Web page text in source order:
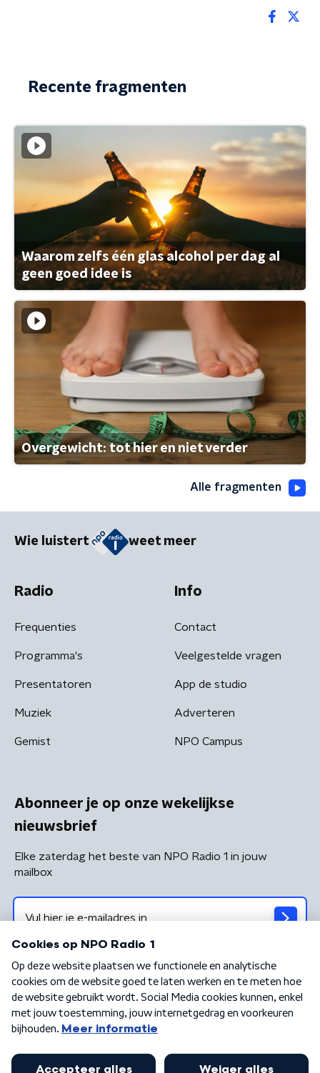
Recente fragmenten
Waarom zelfs één glas alcohol per dag al
geen goed idee is
Overgewicht: tot hier en niet verder
Alle fragmenten
Wie luistert weet meer
Radio
Frequenties
Programma's
Presentatoren
Muziek
Gemist
Info
Contact
Veelgestelde vragen
App de studio
Adverteren
NPO Campus
Abonneer je op onze wekelijkse
nieuwsbrief
Elke zaterdag het beste van NPO Radio 1 in jouw
mailbox
Algemene voorwaarden